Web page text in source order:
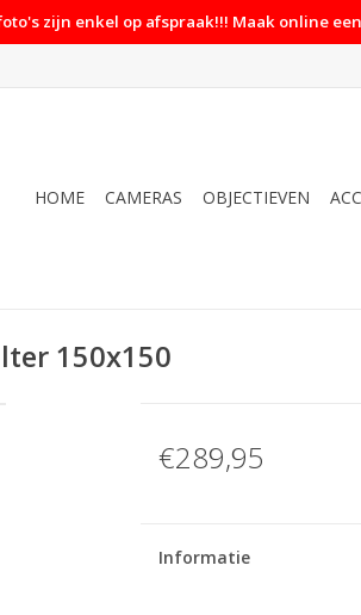
zijn enkel op afspraak!!! Maak online
HOME CAMERAS OBJECTIEVEN
150x150
€289,95
Informatie